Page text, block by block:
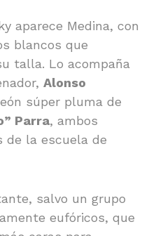
aparece Medina, con
blancos que
talla. Lo acompaña
Alonso
súper pluma de
Parra, ambos
de la escuela de
salvo un grupo
eufóricos, que